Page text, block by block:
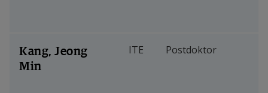
Kang, Jeong
Min
ITE Postdoktor